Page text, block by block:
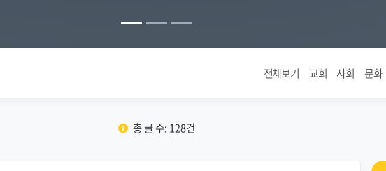
전체보기 교회 사회 문화
총 글 수: 128건